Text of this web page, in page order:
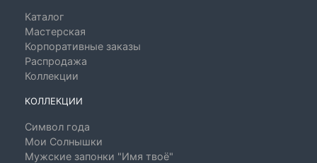
Каталог
Мастерская
Корпоративные заказы
Распродажа
Коллекции
КОЛЛЕКЦИИ
Символ года
Мои Солнышки
Мужские запонки "Имя твоё"